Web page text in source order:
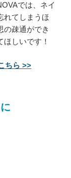
では、ネイ
れてしまうほ
の疎通ができ
しいです！
ちら >>